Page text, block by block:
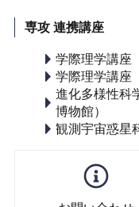
専攻 連携講座
学際理学講座
学際理学講座
進化多様性科
博物館）
観測宇宙惑星